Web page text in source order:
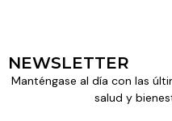
NEWSLETTER
Manténgase al día con las
salud y